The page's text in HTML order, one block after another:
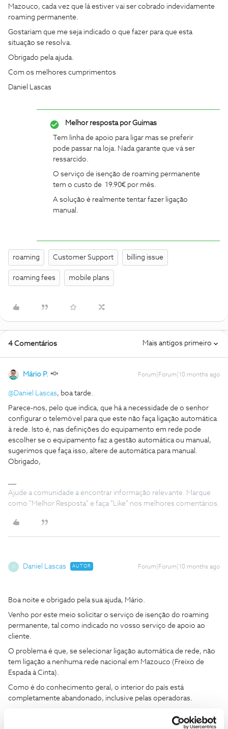
Mazouco, cada vez que lá estiver vai ser cobrado indevidamente
roaming permanente.
Gostariam que me seja indicado o que fazer para que esta
situação se resolva.
Obrigado pela ajuda.
Com os melhores cumprimentos
Daniel Lascas
Melhor resposta porGuimas
Tem linha de apoio para ligar mas se preferir
pode passar na loja. Nada garante que vá ser
ressarcido.
O serviço de isenção de roaming permanente
tem o custo de 19.90€ por mês.
A solução é realmente tentar fazer ligação
manual.
roaming Customer Support billing issue
roaming fees mobile plans
4 Comentários Mais antigos primeiro
Mário P. Forum|Forum|10 months ago
@Daniel Lascas, boa tarde.
Parece-nos, pelo que indica, que há a necessidade de o senhor
configurar o telemóvel para que este não faça ligação automática
à rede. Isto é, nas definições do equipamento em rede pode
escolher se o equipamento faz a gestão automática ou manual,
sugerimos que faça isso, altere de automática para manual.
Obrigado,
Ajude a comunidade a encontrar informação relevante. Marque
como "Melhor Resposta" e faça "Like" nos melhores comentários.
D Daniel Lascas AUTOR Forum|Forum|10 months ago
Boa noite e obrigado pela sua ajuda, Mário.
Venho por este meio solicitar o serviço de isenção do roaming
permanente, tal como indicado no vosso serviço de apoio ao
cliente.
O problema é que, se selecionar ligação automática de rede, não
tem ligação a nenhuma rede nacional em Mazouco (Freixo de
Espada à Cinta).
Como é do conhecimento geral, o interior do país está
completamente abandonado, inclusive pelas operadoras.
problema para quem habita no interior esquecido do país.